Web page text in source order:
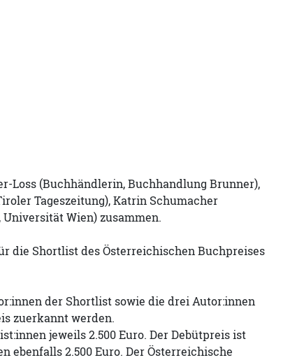
Loss (Buchhändlerin, Buchhandlung Brunner),
Tageszeitung), Katrin Schumacher
Wien) zusammen.
die Shortlist des Österreichischen Buchpreises
der Shortlist sowie die drei Autor:innen
zuerkannt werden.
jeweils 2.500 Euro. Der Debütpreis ist
ebenfalls 2.500 Euro. Der Österreichische